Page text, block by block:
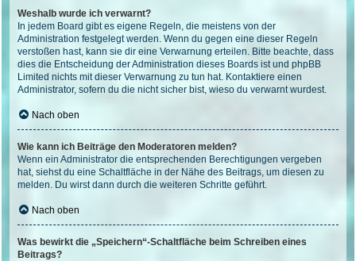
Weshalb wurde ich verwarnt?
In jedem Board gibt es eigene Regeln, die meistens von der
Administration festgelegt werden. Wenn du gegen eine dieser Regeln
verstoßen hast, kann sie dir eine Verwarnung erteilen. Bitte beachte, dass
dies die Entscheidung der Administration dieses Boards ist und phpBB
Limited nichts mit dieser Verwarnung zu tun hat. Kontaktiere einen
Administrator, sofern du die nicht sicher bist, wieso du verwarnt wurdest.
Nach oben
Wie kann ich Beiträge den Moderatoren melden?
Wenn ein Administrator die entsprechenden Berechtigungen vergeben
hat, siehst du eine Schaltfläche in der Nähe des Beitrags, um diesen zu
melden. Du wirst dann durch die weiteren Schritte geführt.
Nach oben
Was bewirkt die „Speichern“-Schaltfläche beim Schreiben eines
Beitrags?